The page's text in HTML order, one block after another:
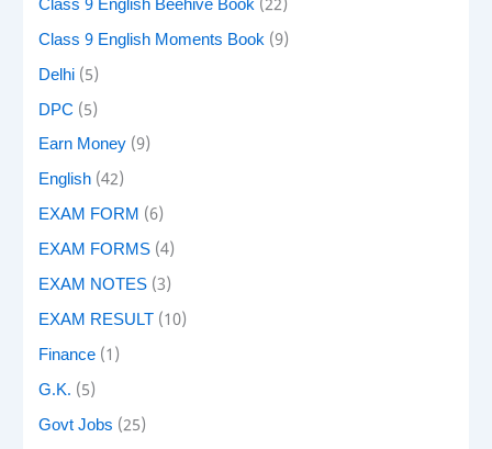
Class 9 English Beehive Book (22)
Class 9 English Moments Book (9)
Delhi (5)
DPC (5)
Earn Money (9)
English (42)
EXAM FORM (6)
EXAM FORMS (4)
EXAM NOTES (3)
EXAM RESULT (10)
Finance (1)
G.K. (5)
Govt Jobs (25)